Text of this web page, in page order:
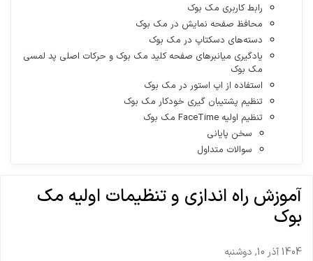
رابط کاربری مک بوک
محافظ صفحه نمایش در مک بوک
دسته‌های دسکتاپ در مک بوک
یادگیری میانبرهای صفحه کلید مک بوک و حرکات اصلی پد لمسی
مک بوک
استفاده از اپ استور در مک بوک
تنظیم پشتیبان گیری خودکار مک بوک
تنظیم اولیه FaceTime مک بوک
سخن پایانی
سوالات متداول
آموزش راه اندازی و تنظیمات اولیه مک
بوک
1404 آذر 10, دوشنبه